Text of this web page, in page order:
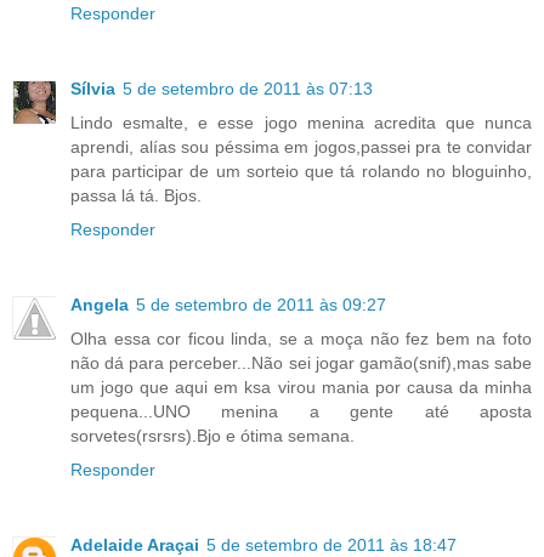
Responder
Sílvia 5 de setembro de 2011 às 07:13
Lindo esmalte, e esse jogo menina acredita que nunca
aprendi, alías sou péssima em jogos,passei pra te convidar
para participar de um sorteio que tá rolando no bloguinho,
passa lá tá. Bjos.
Responder
Angela 5 de setembro de 2011 às 09:27
Olha essa cor ficou linda, se a moça não fez bem na foto
não dá para perceber...Não sei jogar gamão(snif),mas sabe
um jogo que aqui em ksa virou mania por causa da minha
pequena...UNO menina a gente até aposta
sorvetes(rsrsrs).Bjo e ótima semana.
Responder
Adelaide Araçai 5 de setembro de 2011 às 18:47